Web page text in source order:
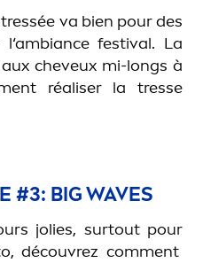
tressée va bien pourdes
l‘ambiance festival. La
aux cheveux mi-longs à
t réaliser latresse
#3: BIG WAVES
jolies, surtout pour
,découvrez comment